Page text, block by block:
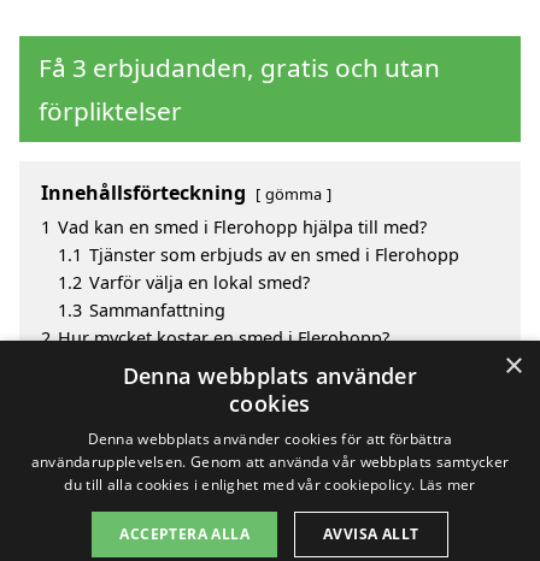
Få 3 erbjudanden, gratis och utan
förpliktelser
Innehållsförteckning gömma
1 Vad kan en smed i Flerohopp hjälpa till med?
1.1 Tjänster som erbjuds av en smed i Flerohopp
1.2 Varför välja en lokal smed?
1.3 Sammanfattning
2 Hur mycket kostar en smed i Flerohopp?
Fördelar med att välja smed i Flerohopp
Sök efter en skicklig smed i de omgivande städerna
Copyright 2026 - Pilanto Aps
×
Denna webbplats använder
cookies
Denna webbplats använder cookies för att förbättra
användarupplevelsen. Genom att använda vår webbplats samtycker
du till alla cookies i enlighet med vår cookiepolicy. Läs mer
ACCEPTERA ALLA AVVISA ALLT